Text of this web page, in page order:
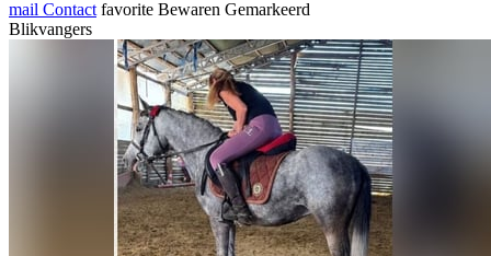
mail Contact favorite Bewaren Gemarkeerd
Blikvangers